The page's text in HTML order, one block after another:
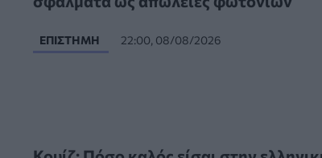
ΕΠΙΣΤΉΜΗ 22:00, 08/08/2026